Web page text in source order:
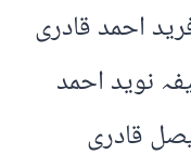
احمد قادری
نوید احمد
قادری